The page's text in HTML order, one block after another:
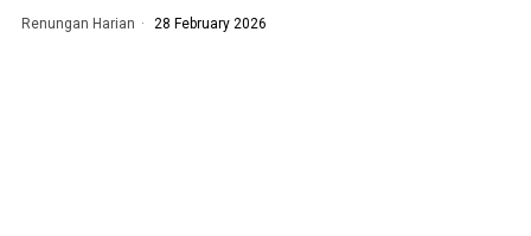
Renungan Harian 28 February 2026